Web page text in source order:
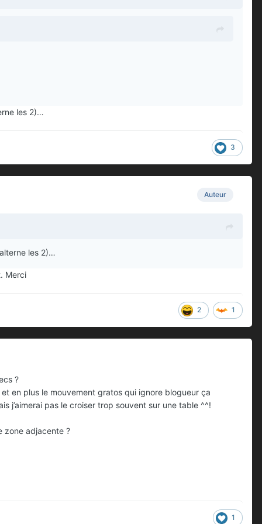
les 2)…
3
Auteur
les 2)…
Merci
2 1
?
en plus le mouvement gratos qui ignore blogueur ça
j’aimerai pas le croiser trop souvent sur une table ^^!
zone adjacente ?
1